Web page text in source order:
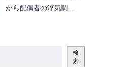
から配偶者の浮気調…
検
索